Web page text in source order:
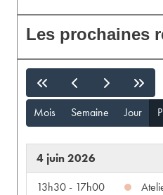
Les prochaines
Mois Semaine Jour
4 juin 2026
13h30 - 17h00